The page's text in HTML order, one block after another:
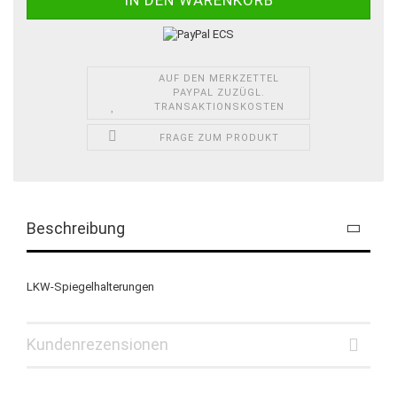
AUF DEN MERKZETTEL
PAYPAL ZUZÜGL.
TRANSAKTIONSKOSTEN
FRAGE ZUM PRODUKT
Beschreibung
LKW-Spiegelhalterungen
Kundenrezensionen